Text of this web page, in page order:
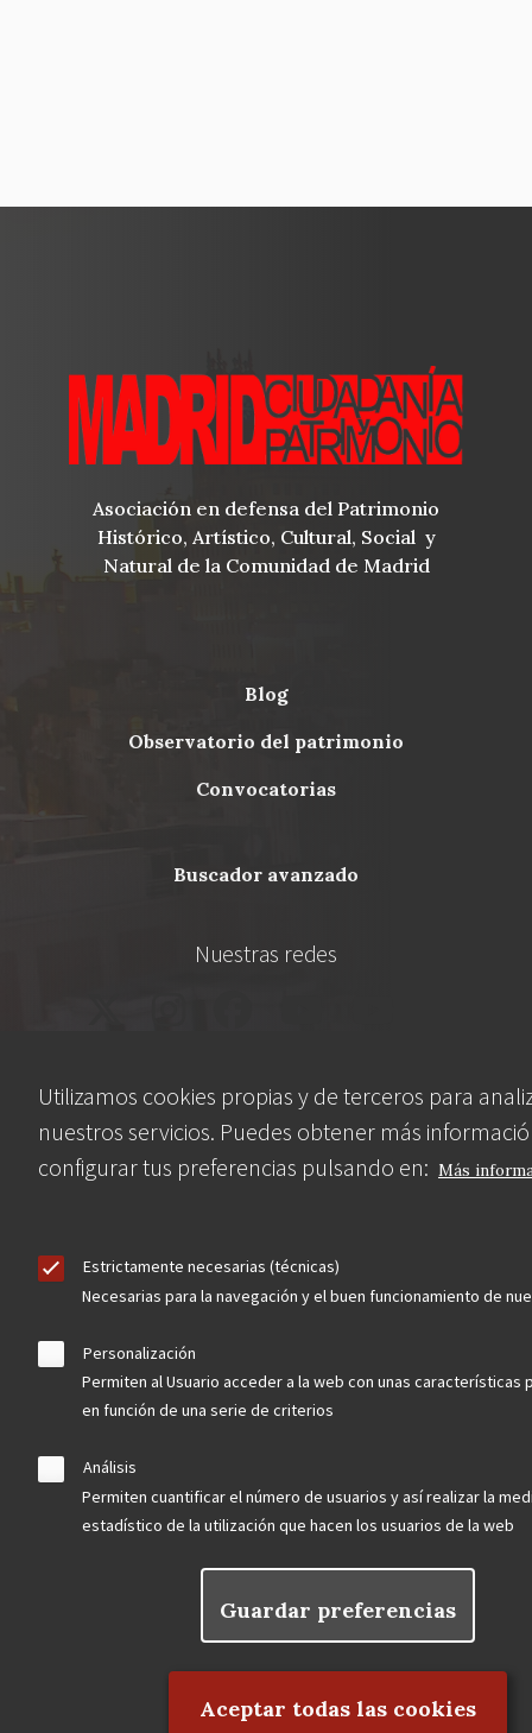
Utilizamos cookies propias y de terceros para
nuestros servicios. Puedes obtener más
configurar tus preferencias pulsando en: Más
Estrictamente necesarias (técnicas)
Necesarias para la navegación y el buen funcionamiento de
Personalización
Permiten al Usuario acceder a la web con unas características
en función de una serie de criterios
Análisis
Permiten cuantificar el número de usuarios y así realizar la
estadístico de la utilización que hacen los usuarios de la web
Guardar preferencias
Aceptar todas las cookies
Asociación en defensa del Patrimonio
Histórico, Artístico, Cultural, Social y
Natural de la Comunidad de Madrid
Menu
blog
observatorio del patrimonio
convocatorias
buscador avanzado
Nuestras redes
Hazte socio
Menú